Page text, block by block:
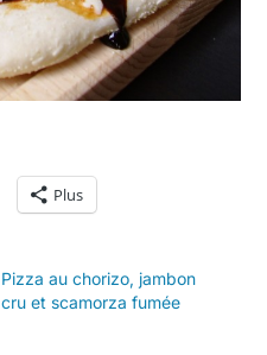
Plus
Pizza au chorizo, jambon
cru et scamorza fumée